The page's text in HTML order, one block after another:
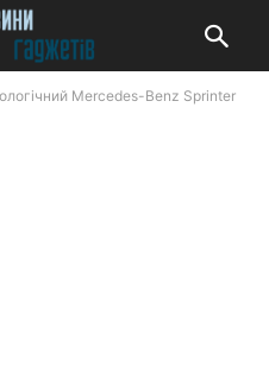
Mercedes-Benz Sprinter